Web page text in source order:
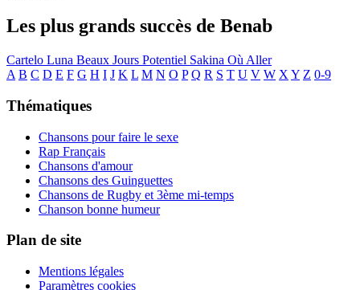
Les plus grands succès de Benab
Cartelo Luna Beaux Jours Potentiel Sakina Où Aller
A B C D E F G H I J K L M N O P Q R S T U V W X Y Z 0-9
Thématiques
Chansons pour faire le sexe
Rap Français
Chansons d'amour
Chansons des Guinguettes
Chansons de Rugby et 3ème mi-temps
Chanson bonne humeur
Plan de site
Mentions légales
Paramètres cookies